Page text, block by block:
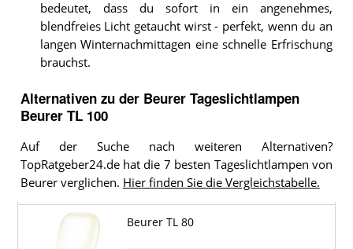
bedeutet, dass du sofort in ein angenehmes,
blendfreies Licht getaucht wirst - perfekt, wenn du an
langen Winternachmittagen eine schnelle Erfrischung
brauchst.
Alternativen zu der Beurer Tageslichtlampen
Beurer TL 100
Auf der Suche nach weiteren Alternativen?
TopRatgeber24.de hat die 7 besten Tageslichtlampen von
Beurer verglichen. Hier finden Sie die Vergleichstabelle.
Beurer TL 80